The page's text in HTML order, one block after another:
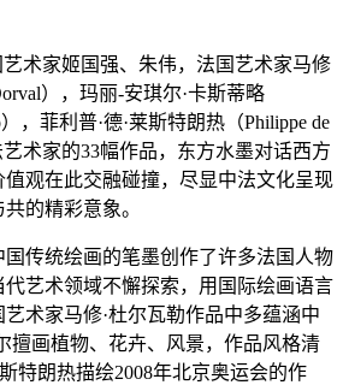
术家姬国强、朱伟，法国艺术家马修
），玛丽-安琪尔·卡斯蒂略
），菲利普·德·莱斯特朗热（Philippe de
艺术家的33幅作品，东方水墨对话西方
观在此交融碰撞，尽显中法文化呈现
的精彩意象。
传统绘画的笔墨创作了许多法国人物
艺术领域不懈探索，用国际绘画语言
术家马修·杜尔瓦勒作品中多蕴涵中
擅画植物、花卉、风景，作品风格清
特朗热描绘2008年北京奥运会的作